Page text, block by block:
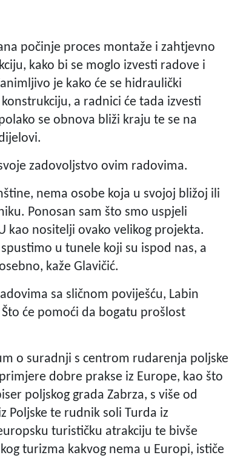
počinje proces montaže i zahtjevno
kako bi se moglo izvesti radove i
je kako će se hidraulički
a radnici će tada izvesti
se obnova bliži kraju te se na
zadovoljstvo ovim radovima.
nema osobe koja u svojoj bližoj ili
Ponosan sam što smo uspjeli
kao nositelji ovako velikog projekta.
u tunele koji su ispod nas, a
kaže Glavičić.
sa sličnom poviješću, Labin
će pomoći da bogatu prošlost
o suradnji s centrom rudarenja poljske
dobre prakse iz Europe, kao što
poljskog grada Zabrza, s više od
Poljske te rudnik soli Turda iz
turističku atrakciju te bivše
turizma kakvog nema u Europi, ističe